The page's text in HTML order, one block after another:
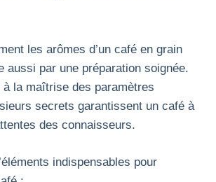
les arômes d’un café en grain
aussi par une préparation soignée.
à la maîtrise des paramètres
secrets garantissent un café à
des connaisseurs.
indispensables pour